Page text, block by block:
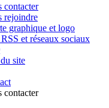
contacter
rejoindre
graphique et logo
et réseaux sociaux
site
contacter